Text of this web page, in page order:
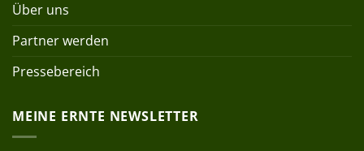
Über uns
Partner werden
Pressebereich
MEINE ERNTE NEWSLETTER